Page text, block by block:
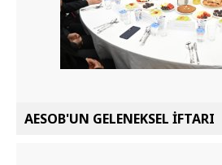
AESOB'UN GELENEKSEL İFTARI